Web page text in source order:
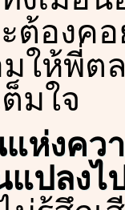
ต้องค
ให้พี่ต
มใจ
ห่งคว
แปลงไ